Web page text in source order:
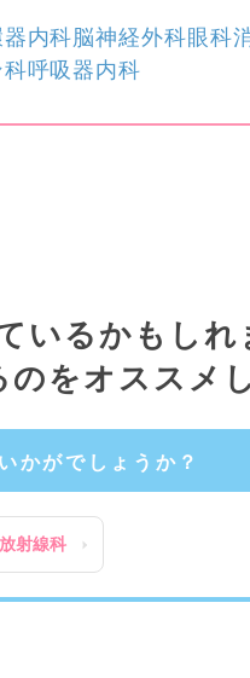
内科脳神経外科眼科
科呼吸器内科
いるかもしれ
をオススメ
かがでしょうか？
放射線科